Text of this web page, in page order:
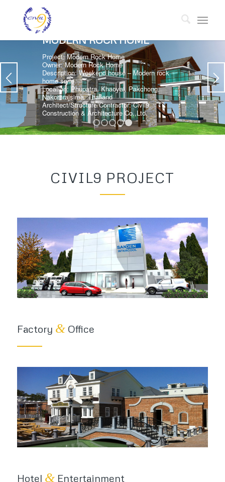
MODERN ROCK HOME
Project: Modern Rock Home
Owner: Modern Rock Home
Description: Weekend house – Modern rock
home sryle
Location: Phupatra, Khaoyai, Pakchong,
Nakornrajsima, Thailand
Architect/Structure/Contractor: Civil9
Construction & Architecture Co.,Ltd.
1 2 3 4 5
CIVIL9 PROJECT
Factory &Office
Hotel &Entertainment